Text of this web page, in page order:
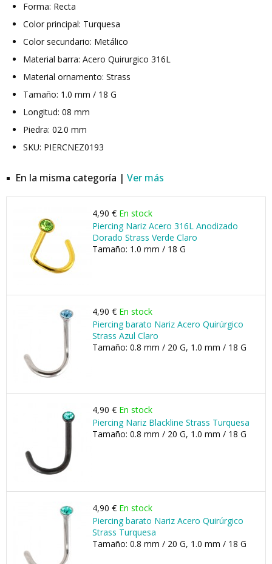
Forma: Recta
Color principal: Turquesa
Color secundario: Metálico
Material barra: Acero Quirurgico 316L
Material ornamento: Strass
Tamaño: 1.0 mm / 18 G
Longitud: 08 mm
Piedra: 02.0 mm
SKU: PIERCNEZ0193
En la misma categoría | Ver más
4,90 € En stock
Piercing Nariz Acero 316L Anodizado
Dorado Strass Verde Claro
Tamaño: 1.0 mm / 18 G
4,90 € En stock
Piercing barato Nariz Acero Quirúrgico
Strass Azul Claro
Tamaño: 0.8 mm / 20 G, 1.0 mm / 18 G
4,90 € En stock
Piercing Nariz Blackline Strass Turquesa
Tamaño: 0.8 mm / 20 G, 1.0 mm / 18 G
4,90 € En stock
Piercing barato Nariz Acero Quirúrgico
Strass Turquesa
Tamaño: 0.8 mm / 20 G, 1.0 mm / 18 G